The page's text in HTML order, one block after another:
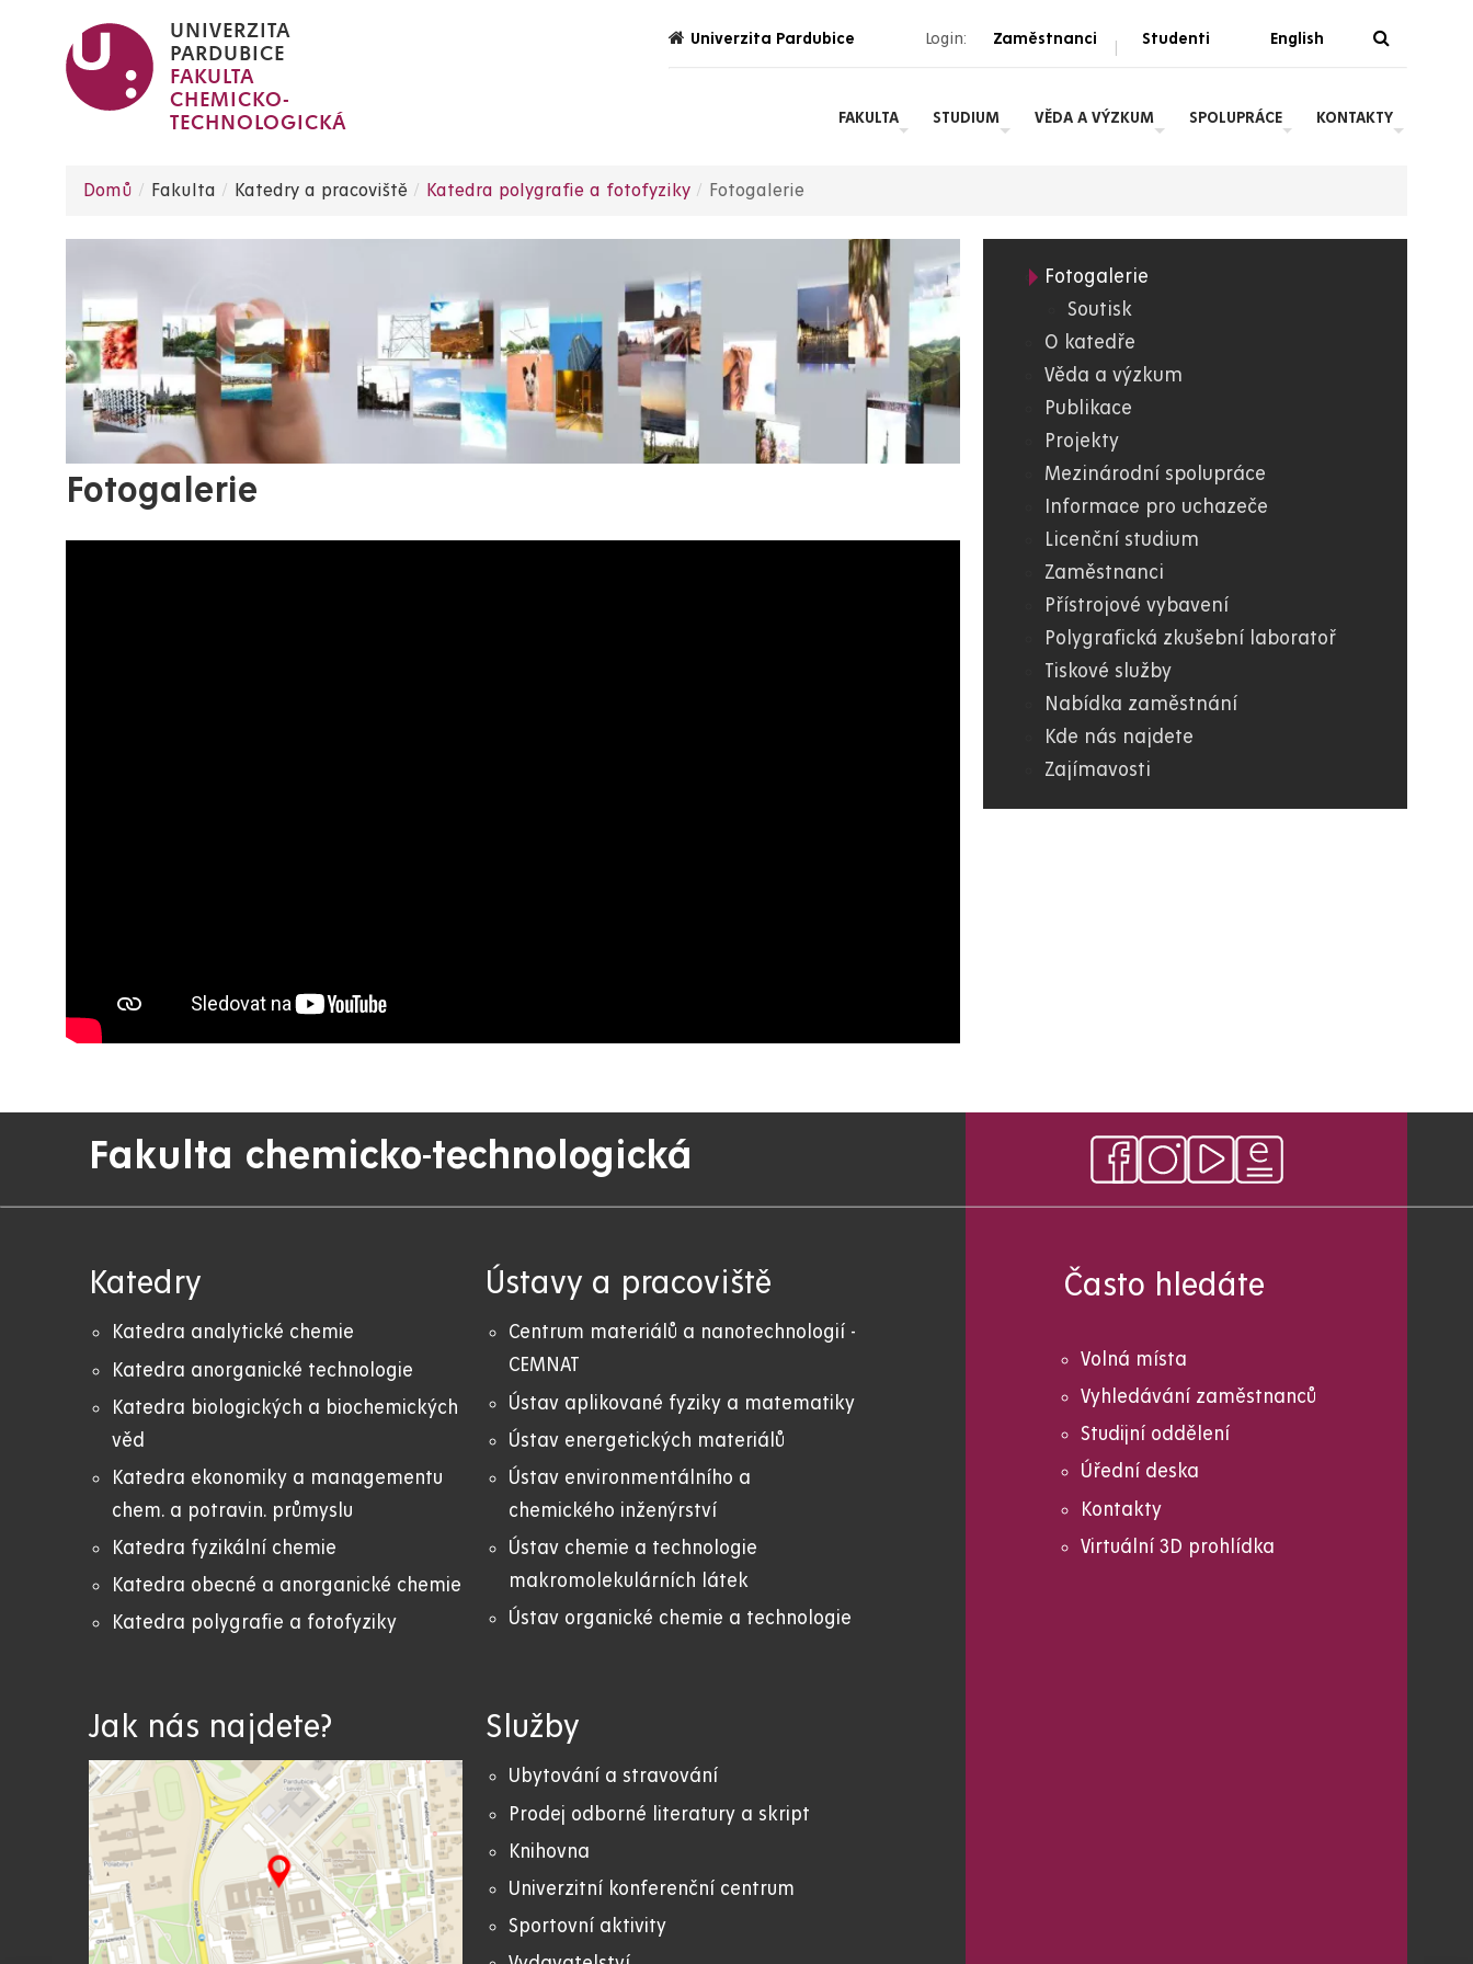
hlavnímu
UNIVERZITA
PARDUBICE
FAKULTA
CHEMICKO-
TECHNOLOGICKÁ
Univerzita Pardubice Login: Zaměstnanci | Studenti English
FAKULTA STUDIUM VĚDA A VÝZKUM SPOLUPRÁCE KONTAKTY
Domů Fakulta Katedry a pracoviště Katedra polygrafie a fotofyziky Fotogalerie
Fotogalerie
FChT
Fotogalerie
Soutisk
O katedře
Věda a výzkum
Publikace
Projekty
Mezinárodní spolupráce
Informace pro uchazeče
Licenční studium
Zaměstnanci
Přístrojové vybavení
Polygrafická zkušební laboratoř
Tiskové služby
Nabídka zaměstnání
Kde nás najdete
Zajímavosti
Fakulta chemicko-technologická
Katedry
Katedra analytické chemie
Katedra anorganické technologie
Katedra biologických a biochemických
věd
Katedra ekonomiky a managementu
chem. a potravin. průmyslu
Katedra fyzikální chemie
Katedra obecné a anorganické chemie
Katedra polygrafie a fotofyziky
Ústavy a pracoviště
Centrum materiálů a nanotechnologií -
CEMNAT
Ústav aplikované fyziky a matematiky
Ústav energetických materiálů
Ústav environmentálního a
chemického inženýrství
Ústav chemie a technologie
makromolekulárních látek
Ústav organické chemie a technologie
Jak nás najdete? Služby
Ubytování a stravování
Prodej odborné literatury a skript
Knihovna
Univerzitní konferenční centrum
Sportovní aktivity
Často hledáte
Volná místa
Vyhledávání zaměstnanců
Studijní oddělení
Úřední deska
Kontakty
Virtuální 3D prohlídka